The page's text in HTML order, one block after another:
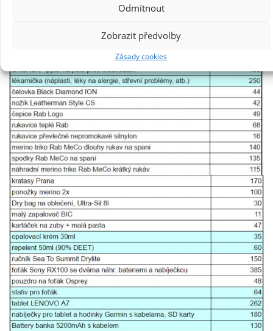
Odmítnout
Zobrazit předvolby
Zásady cookies